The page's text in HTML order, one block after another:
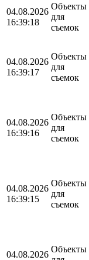
04.08.2026
16:39:18
Объекты
для
съемок
04.08.2026
16:39:17
Объекты
для
съемок
04.08.2026
16:39:16
Объекты
для
съемок
04.08.2026
16:39:15
Объекты
для
съемок
04.08.2026
Объекты